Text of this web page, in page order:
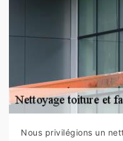
Nous privilégions un